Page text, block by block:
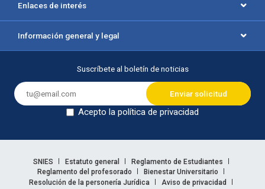
Enlaces de interés
Información general y legal
Suscríbete al boletín de noticias
Acepto la política de privacidad
Enlaces legales
SNIES Estatuto general
Reglamento de Estudiantes
Reglamento del profesorado
Bienestar Universitario
Resolución de la personería Jurídica
Aviso de privacidad